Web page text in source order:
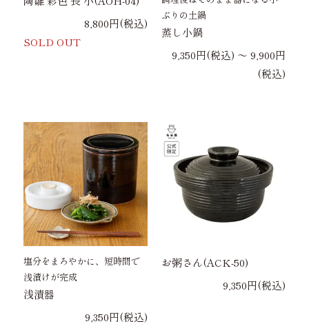
8,800円(税込)
SOLD OUT
ぶりの土鍋
蒸し小鍋
9,350円(税込) 〜 9,900円
(税込)
塩分をまろやかに、短時間で
浅漬けが完成
浅漬器
9,350円(税込)
お粥さん(ACK-50)
9,350円(税込)